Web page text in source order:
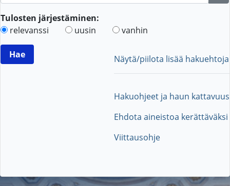
Tulosten järjestäminen:
relevanssi
uusin vanhin
Näytä/piilota lisää hakuehtoja
Hakuohjeet ja haun kattavuus
Ehdota aineistoa kerättäväksi
Viittausohje